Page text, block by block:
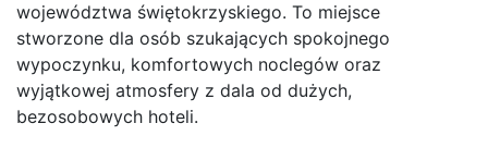
województwa świętokrzyskiego. To miejsce
stworzone dla osób szukających spokojnego
wypoczynku, komfortowych noclegów oraz
wyjątkowej atmosfery z dala od dużych,
bezosobowych hoteli.